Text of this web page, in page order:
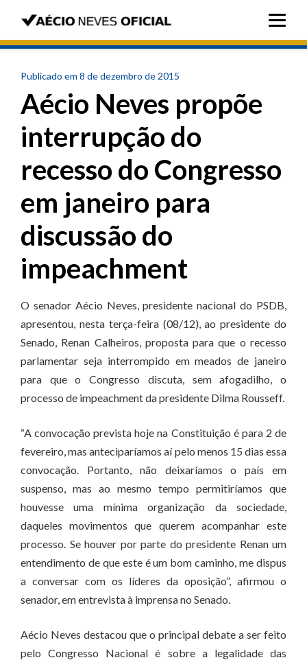
Publicado em 8 de dezembro de 2015
Aécio Neves propõe
interrupção do
recesso do Congresso
em janeiro para
discussão do
impeachment
O senador Aécio Neves, presidente nacional do PSDB,
apresentou, nesta terça-feira (08/12), ao presidente do
Senado, Renan Calheiros, proposta para que o recesso
parlamentar seja interrompido em meados de janeiro
para que o Congresso discuta, sem afogadilho, o
processo de impeachment da presidente Dilma Rousseff.
“A convocação prevista hoje na Constituição é para 2 de
fevereiro, mas anteciparíamos aí pelo menos 15 dias essa
convocação. Portanto, não deixaríamos o país em
suspenso, mas ao mesmo tempo permitiríamos que
houvesse uma mínima organização da sociedade,
daqueles movimentos que querem acompanhar este
processo. Se houver por parte do presidente Renan um
entendimento de que este é um bom caminho, me dispus
a conversar com os líderes da oposição”, afirmou o
senador, em entrevista à imprensa no Senado.
Aécio Neves destacou que o principal debate a ser feito
pelo Congresso Nacional é sobre a legalidade das